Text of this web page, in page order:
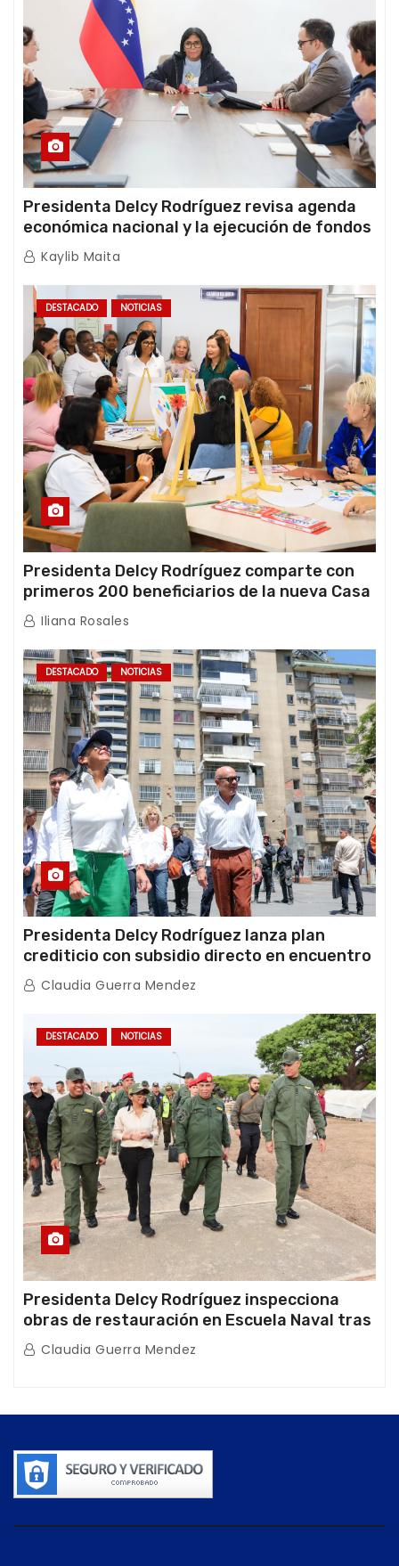
Presidenta Delcy Rodríguez revisa agenda
económica nacional y la ejecución de fondos
de emergencia post-sismos
Kaylib Maita
DESTACADO NOTICIAS
Presidenta Delcy Rodríguez comparte con
primeros 200 beneficiarios de la nueva Casa
de los Abuelos “La Primavera” en Caracas
Iliana Rosales
DESTACADO NOTICIAS
Presidenta Delcy Rodríguez lanza plan
crediticio con subsidio directo en encuentro
con Juntas de Condominio
Claudia Guerra Mendez
DESTACADO NOTICIAS
Presidenta Delcy Rodríguez inspecciona
obras de restauración en Escuela Naval tras
afectaciones sísmicas en La Guaira
Claudia Guerra Mendez